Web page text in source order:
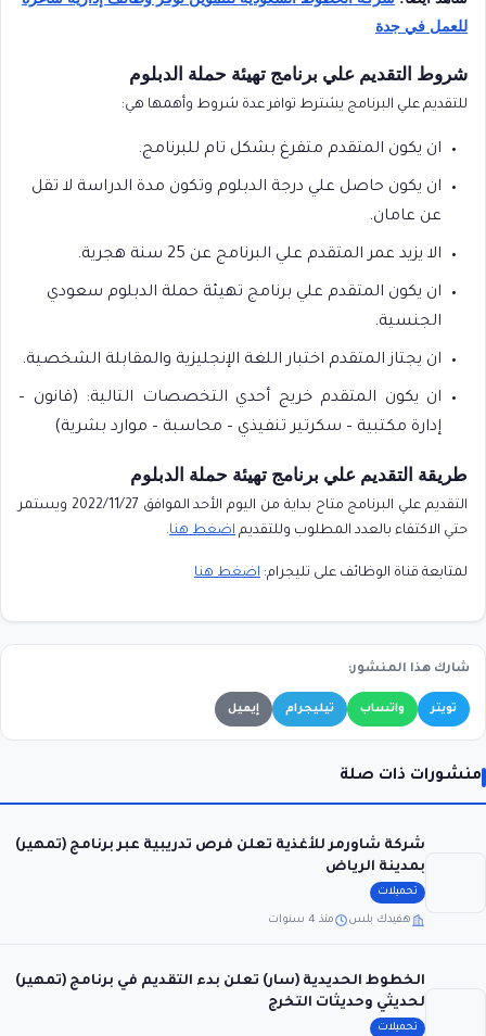
للعمل في جدة
شروط التقديم علي برنامج تهيئة حملة الدبلوم
للتقديم علي البرنامج يشترط توافر عدة شروط وأهمها هي:
ان يكون المتقدم متفرغ بشكل تام للبرنامج.
ان يكون حاصل علي درجة الدبلوم وتكون مدة الدراسة لا تقل
عن عامان.
الا يزيد عمر المتقدم علي البرنامج عن 25 سنة هجرية.
ان يكون المتقدم علي برنامج تهيئة حملة الدبلوم سعودي
الجنسية.
ان يجتاز المتقدم اختبار اللغة الإنجليزية والمقابلة الشخصية.
ان يكون المتقدم خريج أحدي التخصصات التالية: (قانون –
إدارة مكتبية – سكرتير تنفيذي – محاسبة – موارد بشرية)
طريقة التقديم علي برنامج تهيئة حملة الدبلوم
التقديم علي البرنامج متاح بداية من اليوم الأحد الموافق 2022/11/27 ويستمر
حتي الاكتفاء بالعدد المطلوب وللتقديم اضغط هنا.
لمتابعة قناة الوظائف على تليجرام: اضغط هنا
شارك هذا المنشور:
تويتر واتساب تيليجرام إيميل
منشورات ذات صلة
شركة شاورمر للأغذية تعلن فرص تدريبية عبر برنامج (تمهير)
بمدينة الرياض
تحميلات
هفيدك بلس منذ 4 سنوات
الخطوط الحديدية (سار) تعلن بدء التقديم في برنامج (تمهير)
لحديثي وحديثات التخرج
تحميلات